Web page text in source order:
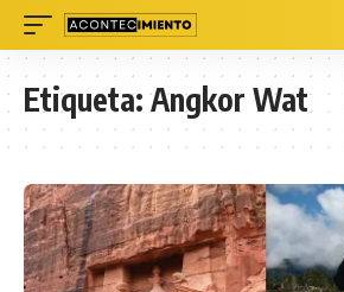
Etiqueta:Angkor Wat